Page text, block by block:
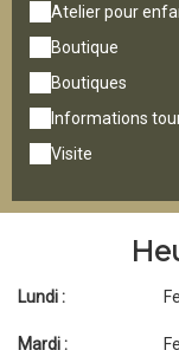
Atelier pour
Boutique
Boutiques
Informations
Visite
Lundi :
Mardi :